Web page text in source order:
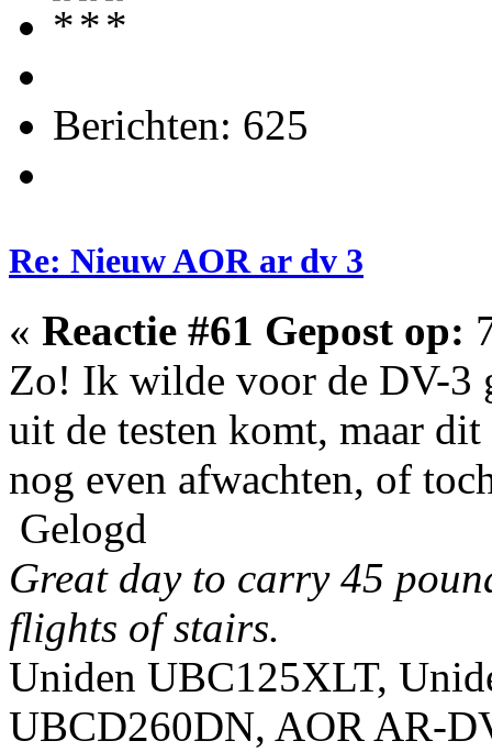
Berichten: 625
Re: Nieuw AOR ar dv 3
« Reactie #61 Gepost op:
Zo! Ik wilde voor de DV-3
uit de testen komt, maar
nog even afwachten, of
Gelogd
Great day to carry 45
flights of stairs.
Uniden UBC125XLT,
UBCD260DN, AOR AR-